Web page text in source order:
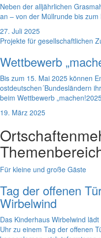
Neben der alljährlichen
an – von der Müllrunde bis
27. Juli 2025
Projekte für gesellschaftlichen
Wettbewerb
Bis zum 15. Mai 2025 können
ostdeutschen´Bundesländern
beim Wettbewerb
19. März 2025
Ortschaften
Für kleine und große Gäste
Tag der offenen
Wirbelwind
Das Kinderhaus Wirbelwind
Uhr zu einem Tag der offenen